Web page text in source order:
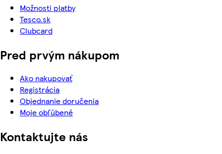
Možnosti platby
Tesco.sk
Clubcard
Pred prvým nákupom
Ako nakupovať
Registrácia
Objednanie doručenia
Moje obľúbené
Kontaktujte nás